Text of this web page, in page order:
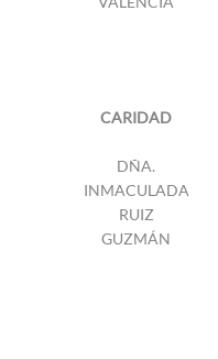
CARIDAD
DÑA.
INMACULADA
RUIZ
GUZMÁN